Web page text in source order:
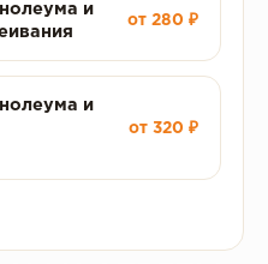
и
от 280 ₽
и
от 320 ₽